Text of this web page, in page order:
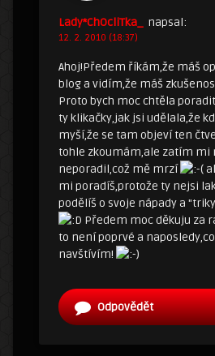
Lady*ChOcliTka_ napsal:
12. 2. 2010 (18:37)
Ahoj!Předem říkám,že máš
blog a vidím,že máš
Proto bych moc chtěla
ty klikačky,jak jsi udělala,že
myší,že se tam objeví ten
tohle zkoumám,ale zatím mi
neporadil,což mě mrzí
mi poradíš,protože ty nejsi
podělíš o svoje nápady a
Předem moc děkuju za
to není poprvé a
navštívím!
Odpovědět